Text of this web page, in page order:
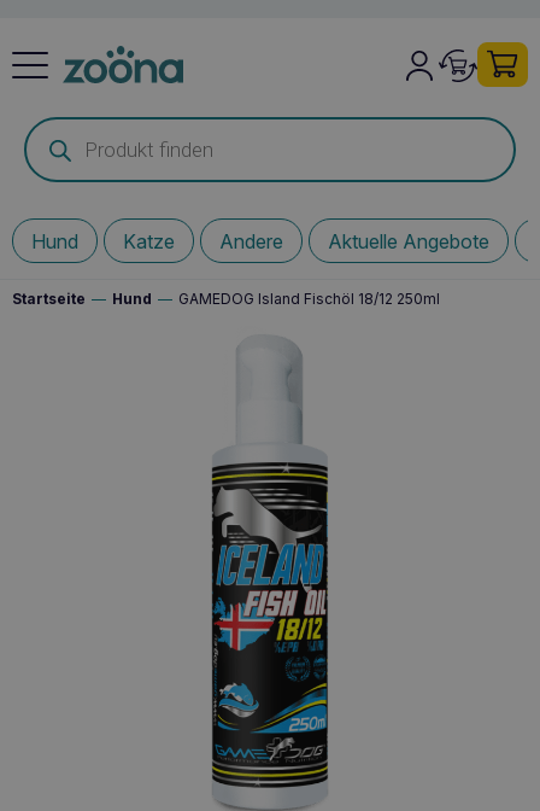
Products
search
Hund Katze Andere Aktuelle Angebote
Startseite — Hund — GAMEDOG Island Fischöl 18/12 250ml